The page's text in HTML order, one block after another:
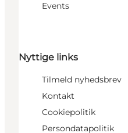
Events
Nyttige links
Tilmeld nyhedsbrev
Kontakt
Cookiepolitik
Persondatapolitik